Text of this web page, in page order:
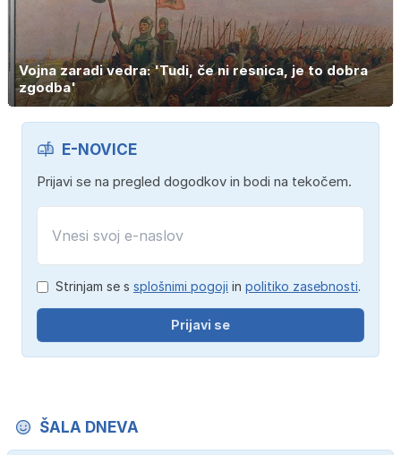
Vojna zaradi vedra: 'Tudi, če ni resnica, je to dobra
zgodba'
E-NOVICE
Prijavi se na pregled dogodkov in bodi na tekočem.
Strinjam se s splošnimi pogoji in politiko zasebnosti.
Prijavi se
ŠALA DNEVA